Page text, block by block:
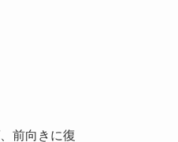
前向きに復